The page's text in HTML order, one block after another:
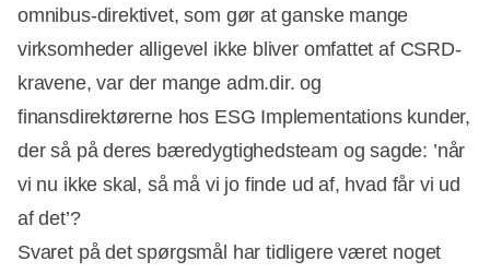
omnibus-direktivet, som gør at ganske mange
virksomheder alligevel ikke bliver omfattet af CSRD-
kravene, var der mange adm.dir. og
finansdirektørerne hos ESG Implementations kunder,
der så på deres bæredygtighedsteam og sagde: ’når
vi nu ikke skal, så må vi jo finde ud af, hvad får vi ud
af det’?
Svaret på det spørgsmål har tidligere været noget